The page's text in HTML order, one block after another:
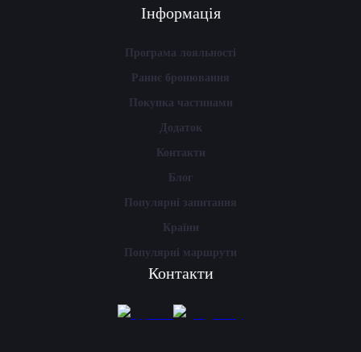
Інформація
Програма лояльності
Раннє бронювання
Покупка частинами
Додаток
Контакти
Блог
Популярні запитання
Країни
Популярні маршрути
Контакти